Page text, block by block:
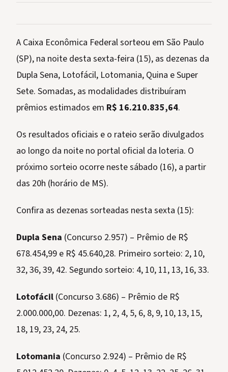
A Caixa Econômica Federal sorteou em São Paulo
(SP), na noite desta sexta-feira (15), as dezenas da
Dupla Sena, Lotofácil, Lotomania, Quina e Super
Sete. Somadas, as modalidades distribuíram
prêmios estimados em R$ 16.210.835,64.
Os resultados oficiais e o rateio serão divulgados
ao longo da noite no portal oficial da loteria. O
próximo sorteio ocorre neste sábado (16), a partir
das 20h (horário de MS).
Confira as dezenas sorteadas nesta sexta (15):
Dupla Sena (Concurso 2.957) – Prêmio de R$
678.454,99 e R$ 45.640,28. Primeiro sorteio: 2, 10,
32, 36, 39, 42. Segundo sorteio: 4, 10, 11, 13, 16, 33.
Lotofácil (Concurso 3.686) – Prêmio de R$
2.000.000,00. Dezenas: 1, 2, 4, 5, 6, 8, 9, 10, 13, 15,
18, 19, 23, 24, 25.
Lotomania (Concurso 2.924) – Prêmio de R$